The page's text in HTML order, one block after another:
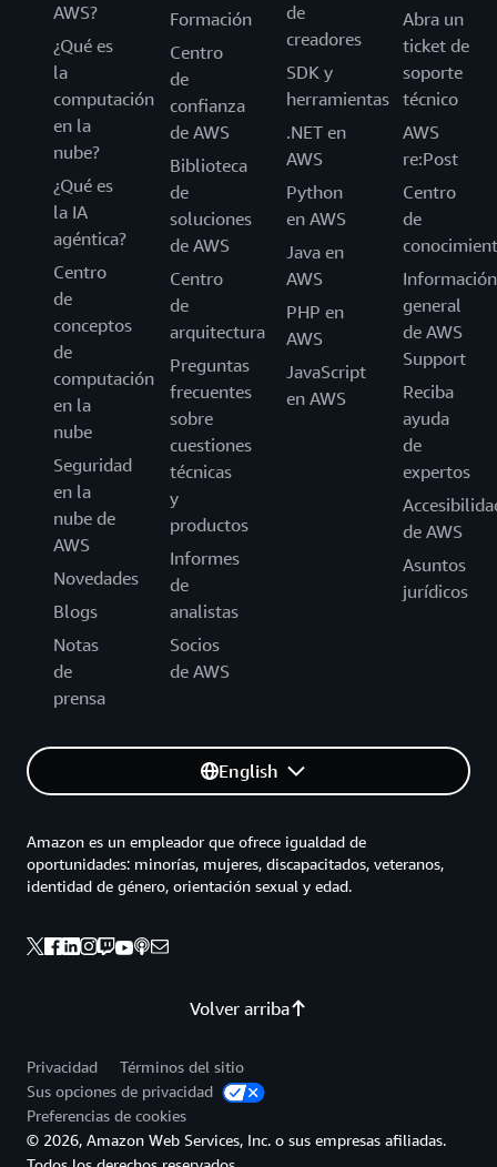
AWS?
¿Qué es
la
computación
en la
nube?
¿Qué es
la IA
agéntica?
Centro
de
conceptos
de
computación
en la
nube
Seguridad
en la
nube de
AWS
Novedades
Blogs
Notas
de
prensa
Formación
Centro
de
confianza
de AWS
Biblioteca
de
soluciones
de AWS
Centro
de
arquitectura
Preguntas
frecuentes
sobre
cuestiones
técnicas
y
productos
Informes
de
analistas
Socios
de AWS
de
creadores
SDK y
herramientas
.NET en
AWS
Python
en AWS
Java en
AWS
PHP en
AWS
JavaScript
en AWS
Abra un
ticket de
soporte
técnico
AWS
re:Post
Centro
de
Información
general
de AWS
Support
Reciba
ayuda
de
expertos
de AWS
Asuntos
jurídicos
English
Volver arriba
Amazon es un empleador que ofrece igualdad de
oportunidades: minorías, mujeres, discapacitados, veteranos,
identidad de género, orientación sexual y edad.
Privacidad
Términos del sitio
Sus opciones de privacidad
Preferencias de cookies
© 2026, Amazon Web Services, Inc. o sus empresas afiliadas.